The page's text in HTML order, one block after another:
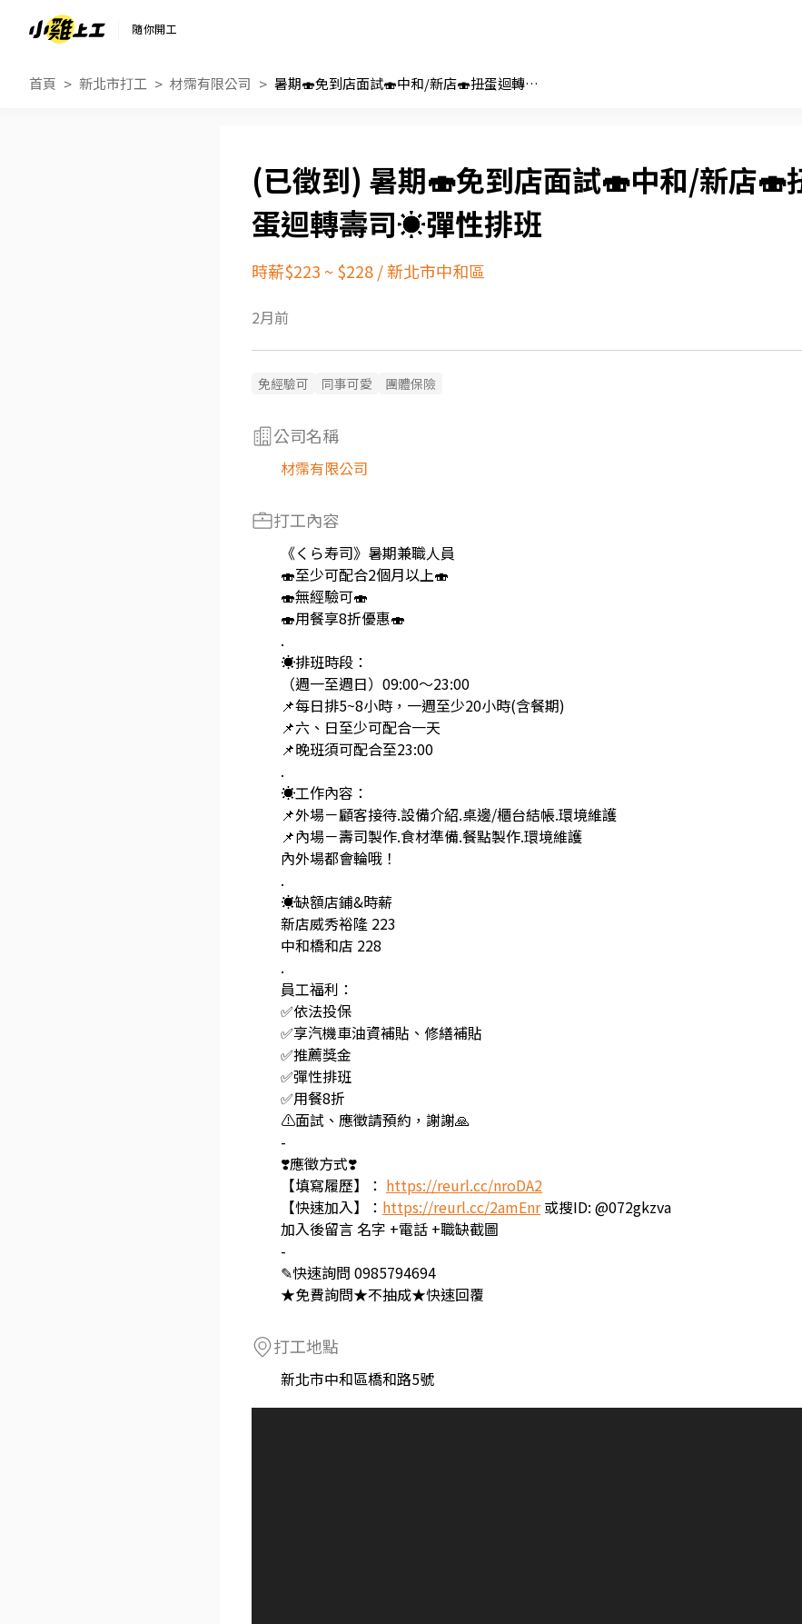
隨你開工
首頁 新北市打工 材霈有限公司 暑期🍣免到店面試🍣中和/新店🍣扭蛋迴轉壽司☀️彈性排班
暑期🍣免到店面試🍣中和/新店🍣
蛋迴轉壽司☀️彈性排班
時薪$223 ~ $228/新北市中和區
2月前
免經驗可 同事可愛 團體保險
公司名稱
材霈有限公司
打工內容
《くら寿司》暑期兼職人員
🍣至少可配合2個月以上🍣
🍣無經驗可🍣
🍣用餐享8折優惠🍣
.
☀️排班時段：
（週一至週日）09:00～23:00
📌每日排5~8小時，一週至少20小時(含餐期)
📌六、日至少可配合一天
📌晚班須可配合至23:00
.
☀️工作內容：
📌外場－顧客接待.設備介紹.桌邊/櫃台結帳.環境維護
📌內場－壽司製作.食材準備.餐點製作.環境維護
內外場都會輪哦！
.
☀️缺額店鋪&時薪
新店威秀裕隆 223
中和橋和店 228
.
員工福利：
✅依法投保
✅享汽機車油資補貼、修繕補貼
✅推薦獎金
✅彈性排班
✅用餐8折
⚠️面試、應徵請預約，謝謝🙏
-
❣️應徵方式❣️
【填寫履歷】： https://reurl.cc/nroDA2
【快速加入】： https://reurl.cc/2amEnr或搜ID: @072gkzva
加入後留言 名字 +電話 +職缺截圖
-
✎快速詢問 0985794694
★免費詢問★不抽成★快速回覆
打工地點
新北市中和區橋和路5號